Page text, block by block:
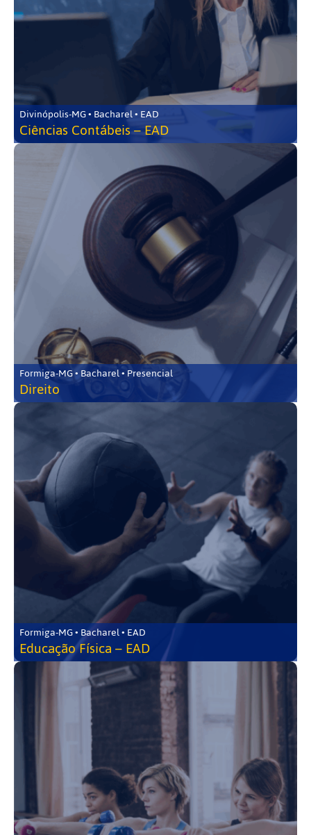
Divinópolis-MG • Bacharel • EAD
Ciências Contábeis – EAD
Formiga-MG • Bacharel • Presencial
Direito
Formiga-MG • Bacharel • EAD
Educação Física – EAD